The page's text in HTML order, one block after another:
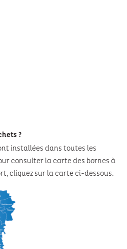
?
installées dans toutes les
consulter la carte des bornes à
cliquez sur la carte ci-dessous.